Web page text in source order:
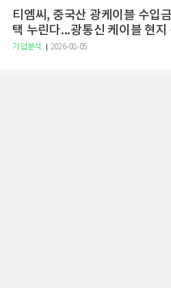
티엠씨, 중국산 광케이블 수입
택 누린다...광통신 케이블 현지
기업분석 2026-08-05